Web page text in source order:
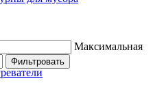
Максимальная
Фильтровать